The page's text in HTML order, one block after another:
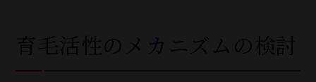
育毛活性のメカニズムの検討